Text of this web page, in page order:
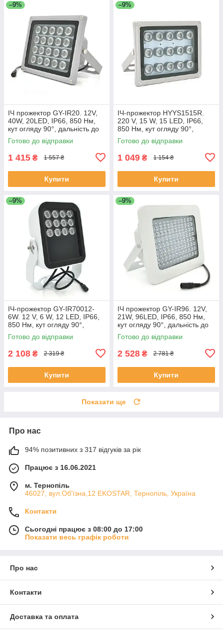
–9%
ІЧ прожектор GY-IR20. 12V,
40W, 20LED, IP66, 850 Нм,
кут огляду 90°, дальність до
150 м. ЕКОБОКС
Готово до відправки
1 415 ₴ 1 557 ₴
Купити
–9%
ІЧ-прожектор HYYS1515R.
220 V, 15 W, 15 LED, IP66,
850 Нм, кут огляду 90°,
дальність до 150 м.
ЕКОБОКС
Готово до відправки
1 049 ₴ 1 154 ₴
Купити
–9%
ІЧ-прожектор GY-IR70012-
6W. 12 V, 6 W, 12 LED, IP66,
850 Нм, кут огляду 90°,
дальність до 150 м.
ЕКОБОКС
Готово до відправки
2 108 ₴ 2 319 ₴
Купити
–9%
ІЧ прожектор GY-IR96. 12V,
21W, 96LED, IP66, 850 Нм,
кут огляду 90°, дальність до
80 м. ЕКОБОКС
Готово до відправки
2 528 ₴ 2 781 ₴
Купити
Показати ще
Про нас
94% позитивних з 317 відгуків за рік
Працює з 16.06.2021
м. Тернопіль
46027, вул.Об'їзна,12 EKOSTAR, Тернопіль, Україна
Контакти
Сьогодні працює з 08:00 до 17:00
Показати весь графік роботи
Про нас
Контакти
Доставка та оплата